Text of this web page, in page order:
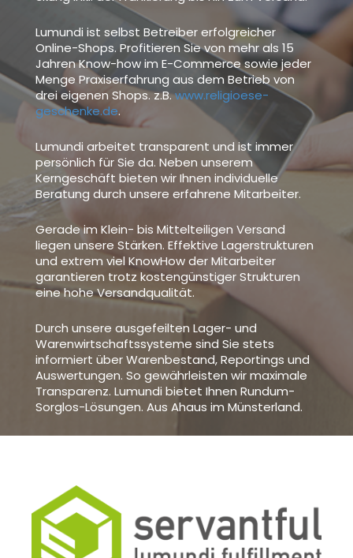
Lumundi ist selbst Betreiber erfolgreicher
Online-Shops. Profitieren Sie von mehr als 15
Jahren Know-how im E-Commerce sowie jeder
Menge Praxiserfahrung aus dem Betrieb von
drei eigenen Shops. z.B.www.religioese-
geschenke.de.
Lumundi arbeitet transparent und ist immer
persönlich für Sie da. Neben unserem
Kerngeschäft bieten wir Ihnen individuelle
Beratung durch unsere erfahrene Mitarbeiter.
Gerade im Klein- bis Mittelteiligen Versand
liegen unsere Stärken. Effektive Lagerstrukturen
und extrem viel KnowHow der Mitarbeiter
garantieren trotz kostengünstiger Strukturen
eine hohe Versandqualität.
Durch unsere ausgefeilten Lager- und
Warenwirtschaftssys­teme sind Sie stets
informiert über Warenbestand, Reportings und
Auswertungen. So gewährleisten wir maximale
Transparenz. Lumundi bietet Ihnen Rundum-
Sorglos-Lösungen. Aus Ahaus im Münsterland.